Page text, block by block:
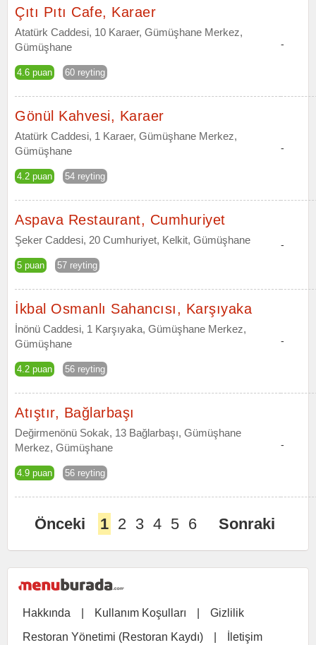
Çıtı Pıtı Cafe, Karaer
Atatürk Caddesi, 10 Karaer, Gümüşhane Merkez,
Gümüşhane
4.6 puan 60 reyting
-
Gönül Kahvesi, Karaer
Atatürk Caddesi, 1 Karaer, Gümüşhane Merkez,
Gümüşhane
4.2 puan 54 reyting
-
Aspava Restaurant, Cumhuriyet
Şeker Caddesi, 20 Cumhuriyet, Kelkit, Gümüşhane
5 puan 57 reyting
-
İkbal Osmanlı Sahancısı, Karşıyaka
İnönü Caddesi, 1 Karşıyaka, Gümüşhane Merkez,
Gümüşhane
4.2 puan 56 reyting
-
Atıştır, Bağlarbaşı
Değirmenönü Sokak, 13 Bağlarbaşı, Gümüşhane
Merkez, Gümüşhane
4.9 puan 56 reyting
-
Önceki 1 2 3 4 5 6 Sonraki
Hakkında Kullanım Koşulları
Gizlilik
Restoran Yönetimi (Restoran Kaydı)
İletişim